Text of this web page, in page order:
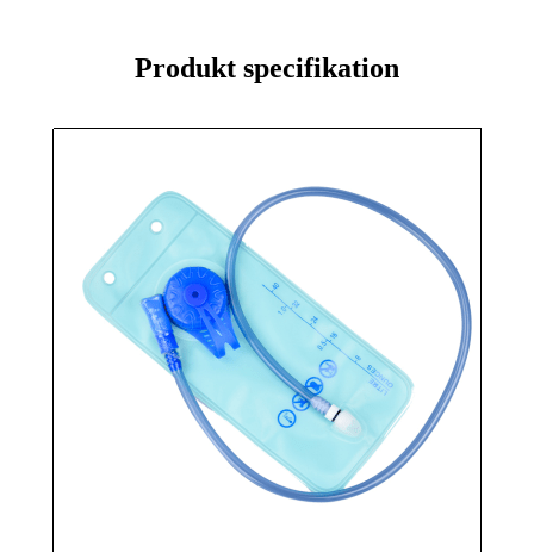
Produkt specifikation